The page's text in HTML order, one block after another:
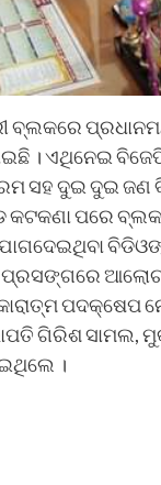
। ଏଥିନେଇ
ସହ ଦୁଇ ଦୁଇ
କଟକଣା ପରେ
ପଦକ୍ଷେପ
ଗିରିଶ
।